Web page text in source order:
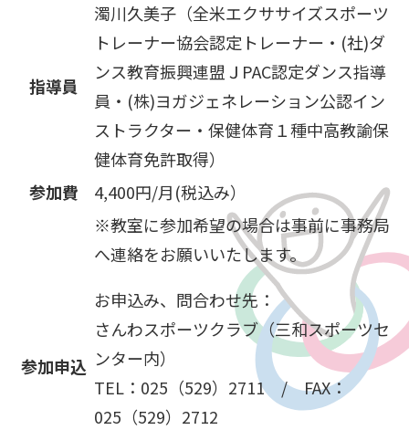
指導員
濁川久美子（全米エクササイズスポーツ
トレーナー協会認定トレーナー・(社)ダ
ンス教育振興連盟ＪPAC認定ダンス指導
員・(株)ヨガジェネレーション公認イン
ストラクター・保健体育１種中高教諭保
健体育免許取得）
参加費
4,400円/月(税込み）
参加申込
※教室に参加希望の場合は事前に事務局
へ連絡をお願いいたします。
お申込み、問合わせ先：
さんわスポーツクラブ（三和スポーツセ
ンター内）
TEL：025（529）2711 / FAX：
025（529）2712